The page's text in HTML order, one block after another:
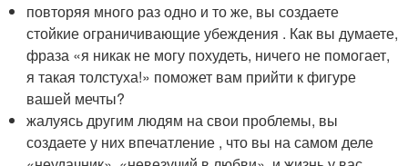
повторяя много раз одно и то же, вы создаете
стойкие ограничивающие убеждения . Как вы думаете,
фраза «я никак не могу похудеть, ничего не помогает,
я такая толстуха!» поможет вам прийти к фигуре
вашей мечты?
жалуясь другим людям на свои проблемы, вы
создаете у них впечатление , что вы на самом деле